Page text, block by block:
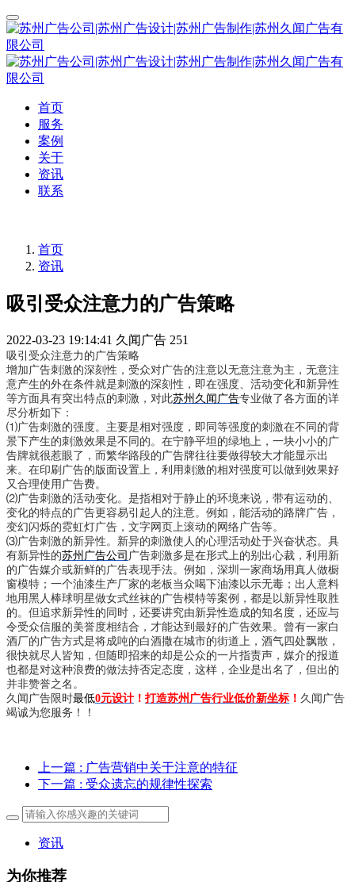
首页
服务
案例
关于
资讯
联系
首页
资讯
吸引受众注意力的广告策略
2022-03-23 19:14:41 久闻广告 251
吸引受众注意力的广告策略
增加广告刺激的深刻性，受众对广告的注意以无意注意为主，无意注
意产生的外在条件就是刺激的深刻性，即在强度、活动变化和新异性
等方面具有突出特点的刺激，对此苏州久闻广告专业做了各方面的详
尽分析如下：
⑴广告刺激的强度。主要是相对强度，即同等强度的刺激在不同的背
景下产生的刺激效果是不同的。在宁静平坦的绿地上，一块小小的广
告牌就很惹眼了，而繁华路段的广告牌往往要做得较大才能显示出
来。在印刷广告的版面设置上，利用刺激的相对强度可以做到效果好
又合理使用广告费。
⑵广告刺激的活动变化。是指相对于静止的环境来说，带有运动的、
变化的特点的广告更容易引起人的注意。例如，能活动的路牌广告，
变幻闪烁的霓虹灯广告，文字网页上滚动的网络广告等。
⑶广告刺激的新异性。新异的刺激使人的心理活动处于兴奋状态。具
有新异性的苏州广告公司 广告刺激多是在形式上的别出心裁，利用新
的广告媒介或新鲜的广告表现手法。例如，深圳一家商场用真人做橱
窗模特；一个油漆生产厂家的老板当众喝下油漆以示无毒；出人意料
地用黑人棒球明星做女式丝袜的广告模特等案例，都是以新异性取胜
的。但追求新异性的同时，还要讲究由新异性造成的知名度，还应与
令受众信服的美誉度相结合，才能达到最好的广告效果。曾有一家白
酒厂的广告方式是将成吨的白酒撒在城市的街道上，酒气四处飘散，
很快就尽人皆知，但随即招来的却是公众的一片指责声，媒介的报道
也都是对这种浪费的做法持否定态度，这样，企业是出名了，但出的
并非赞誉之名。
久闻广告限时最低0元设计 ！ 打造苏州广告行业低价新坐标 ！ 久闻广告
竭诚为您服务！！
上一篇 : 广告营销中关于注意的特征
下一篇 : 受众遗忘的规律性探索
资讯
为你推荐